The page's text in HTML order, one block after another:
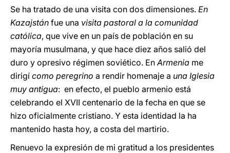
Se ha tratado de una visita con dos dimensiones. En
Kazajstán fue una visita pastoral a la comunidad
católica, que vive en un país de población en su
mayoría musulmana, y que hace diez años salió del
duro y opresivo régimen soviético. EnArmenia me
dirigí como peregrino a rendir homenaje a una Iglesia
muy antigua: en efecto, el pueblo armenio está
celebrando el XVII centenario de la fecha en que se
hizo oficialmente cristiano. Y esta identidad la ha
mantenido hasta hoy, a costa del martirio.
Renuevo la expresión de mi gratitud a los presidentes